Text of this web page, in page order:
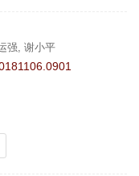
强, 谢小平